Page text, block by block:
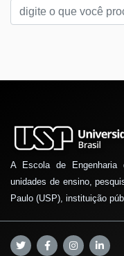
A Escola de
unidades de ensino,
Paulo (USP), instituição